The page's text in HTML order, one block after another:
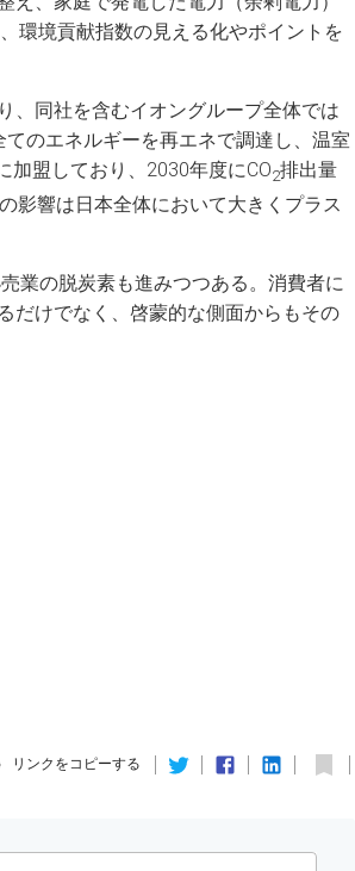
環境貢献指数の見える化やポイントを
、同社を含むイオングループ全体では
のエネルギーを再エネで調達し、温室
加盟しており、2030年度にCO2排出量
影響は日本全体において大きくプラス
業の脱炭素も進みつつある。消費者に
だけでなく、啓蒙的な側面からもその
リンクをコピーする